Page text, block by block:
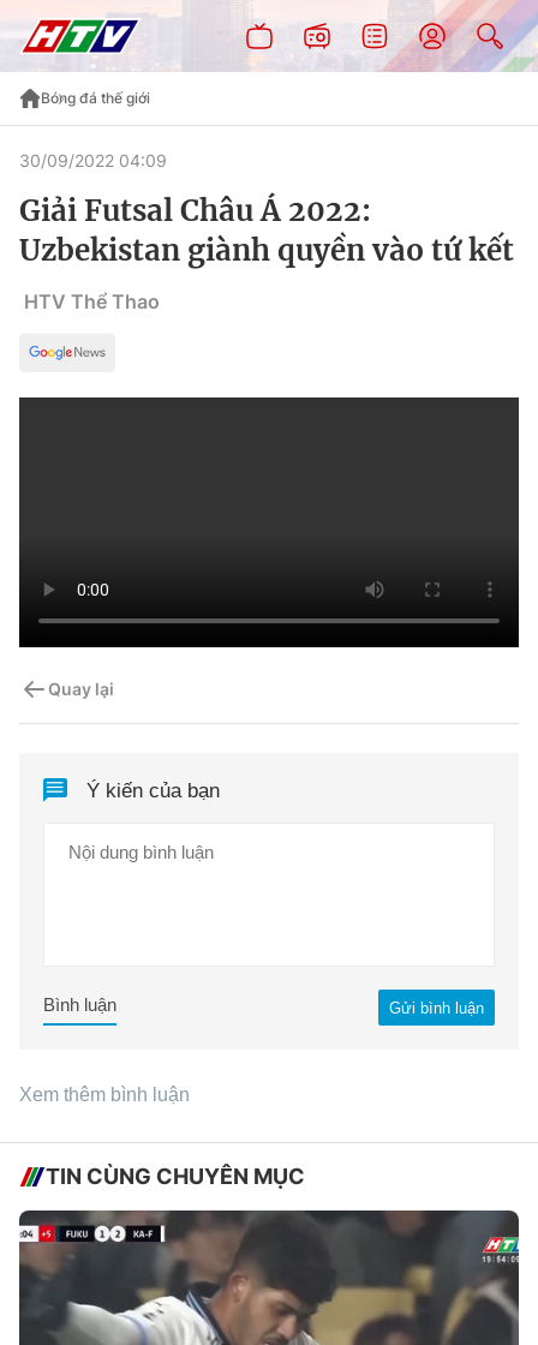
Bóng đá thế giới
30/09/2022 04:09
Giải Futsal Châu Á 2022:
Uzbekistan giành quyền vào tứ kết
HTV Thể Thao
Quay lại
Ý kiến của bạn
Gửi bình luận
Bình luận
Xem thêm bình luận
TIN CÙNG CHUYÊN MỤC